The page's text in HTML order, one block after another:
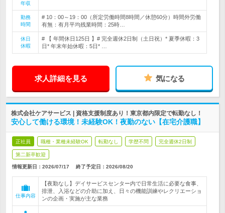
年収
勤務
時間
# 10：00～19：00（所定労働時間8時間／休憩60分）時間外労働
有無：有月平均残業時間：25時…
休日
休暇
# 【 年間休日125日 】# 完全週休2日制（土日祝）* 夏季休暇：3
日* 年末年始休暇：5日* …
求人詳細を見る 気になる
株式会社ケアサービス | 資格支援制度あり！東京都内限定で転勤なし！
安心して働ける環境！未経験OK！夜勤のない【在宅介護職】
正社員 職種・業種未経験OK 転勤なし 学歴不問 完全週休2日制
第二新卒歓迎
情報更新日：2026/07/17 終了予定日： 2026/08/20
仕事内容
【夜勤なし】デイサービスセンター内で日常生活に必要な食事、
排泄、入浴などの介助に加え、日々の機能訓練やレクリエーショ
ンの企画・実施が主な業務